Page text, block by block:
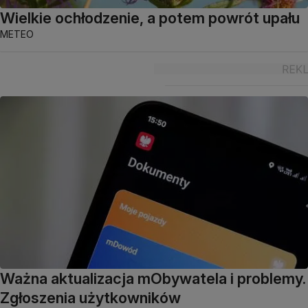
Wielkie ochłodzenie, a potem powrót upału
METEO
Ważna aktualizacja mObywatela i problemy.
Zgłoszenia użytkowników